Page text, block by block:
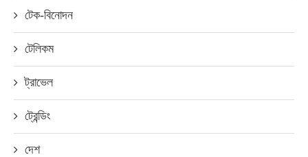
টেক-বিনোদন
টেলিকম
ট্রাভেল
ট্রেন্ডিং
দেশ